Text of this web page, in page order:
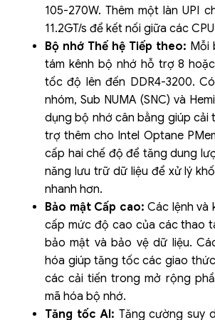
105-270W. Thêm một làn UPI
11.2GT/s để kết nối giữa các
Bộ nhớ Thế hệ Tiếp theo: Mỗi
tám kênh bộ nhớ hỗ trợ 8
tốc độ lên đến DDR4-3200.
nhóm, Sub NUMA (SNC) và
dụng bộ nhớ cân bằng giúp cải
trợ thêm cho Intel Optane
cấp hai chế độ để tăng dung
năng lưu trữ dữ liệu để xử lý
nhanh hơn.
Bảo mật Cấp cao: Các lệnh và
cấp mức độ cao của các thao
bảo mật và bảo vệ dữ liệu.
hóa giúp tăng tốc các giao
các cải tiến trong mở rộng
mã hóa bộ nhớ.
Tăng tốc AI: Tăng cường suy